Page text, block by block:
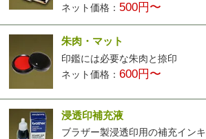
ネット価格： 500円〜
朱肉・マット
印鑑には必要な朱肉と捺印
ネット価格：600円〜
浸透印補充液
ブラザー製浸透印用の補充インキ